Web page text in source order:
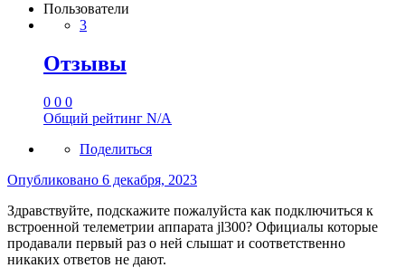
Пользователи
3
Отзывы
0 0 0
Общий рейтинг N/A
Поделиться
Опубликовано 6 декабря, 2023
Здравствуйте, подскажите пожалуйста как подключиться к
встроенной телеметрии аппарата jl300? Официалы которые
продавали первый раз о ней слышат и соответственно
никаких ответов не дают.